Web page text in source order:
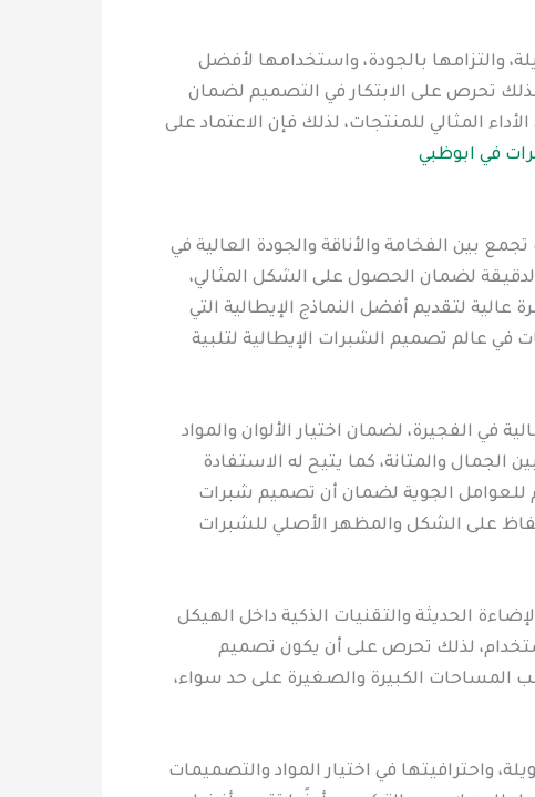
والتزامها بالجودة، واستخدامها لأفضل
كذلك تحرص على الابتكار في التصميم لضمان
المثالي للمنتجات، لذلك فإن الاعتماد على
في ابوظبي
بين الفخامة والأناقة والجودة العالية في
لضمان الحصول على الشكل المثالي،
لتقديم أفضل النماذج الإيطالية التي
عالم تصميم الشبرات الإيطالية لتلبية
الفجيرة، لضمان اختيار الألوان والمواد
والمتانة، كما يتيح له الاستفادة
للعوامل الجوية لضمان أن تصميم شبرات
على الشكل والمظهر الأصلي للشبرات
الحديثة والتقنيات الذكية داخل الهيكل
لذلك تحرص على أن يكون تصميم
المساحات الكبيرة والصغيرة على حد سواء،
واحترافيتها في اختيار المواد والتصميمات